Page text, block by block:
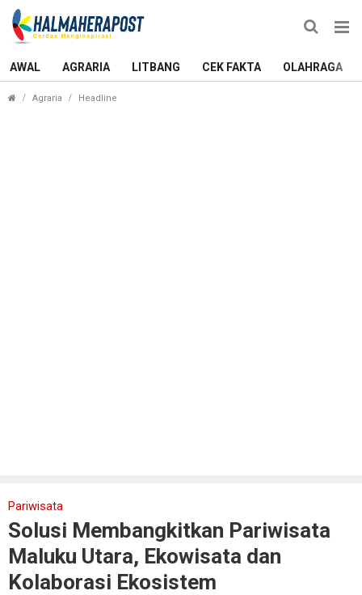
AWAL AGRARIA LITBANG CEK FAKTA OLAHRAGA
Agraria Headline
Pariwisata
Solusi Membangkitkan Pariwisata
Maluku Utara, Ekowisata dan
Kolaborasi Ekosistem